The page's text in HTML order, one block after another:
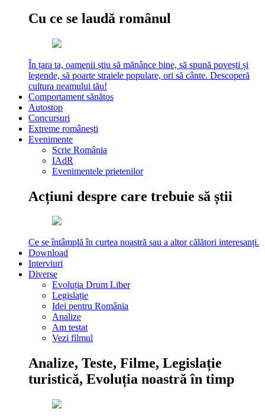
Cu ce se laudă românul
În țara ta, oamenii știu să mănânce bine, să spună povești și
legende, să poarte straiele populare, ori să cânte. Descoperă
cultura neamului tău!
Comportament sănătos
Autostop
Concursuri
Extreme românești
Evenimente
Scrie România
IAdR
Evenimentele prietenilor
Acțiuni despre care trebuie să știi
Ce se întâmplă în curtea noastră sau a altor călători interesanți.
Download
Interviuri
Diverse
Evoluția Drum Liber
Legislație
Idei pentru România
Analize
Am testat
Vezi filmul
Analize, Teste, Filme, Legislație
turistică, Evoluția noastră în timp